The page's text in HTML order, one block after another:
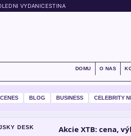
VYDANICESTINA
DOMU O NAS
BLOG BUSINESS CELEBRITY
DESK
Akcie XTB: cena,